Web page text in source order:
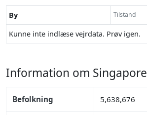
By Tilstand
Kunne inte indlæse vejrdata. Prøv igen.
Information om Singapore
Befolkning 5,638,676